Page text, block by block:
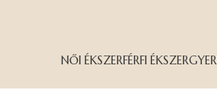
NŐI ÉKSZERFÉRFI ÉKSZER